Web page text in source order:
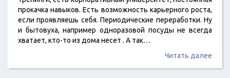
прокачка навыков. Есть возможность карьерного роста,
если проявляешь себя. Периодические переработки. Ну
и бытовуха, например одноразовой посуды не всегда
хватает, кто-то из дома несет . А так…
Читать далее